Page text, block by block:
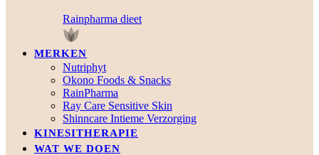
Rainpharma dieet
MERKEN
Nutriphyt
Okono Foods & Snacks
RainPharma
Ray Care Sensitive Skin
Shinncare Intieme Verzorging
KINESITHERAPIE
WAT WE DOEN